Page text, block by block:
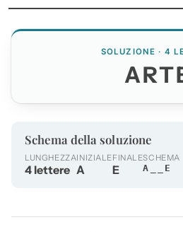
SOLUZIONE · 4
Schema della soluzione
LUNGHEZZA
4 lettere
INIZIALE
A
FINALE
E
SCHEMA
A__E